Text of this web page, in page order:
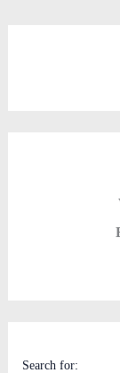
Search for: